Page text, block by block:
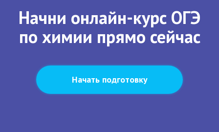
Начни онлайн-курс ОГЭ
по химии прямо сейчас
Начать подготовку